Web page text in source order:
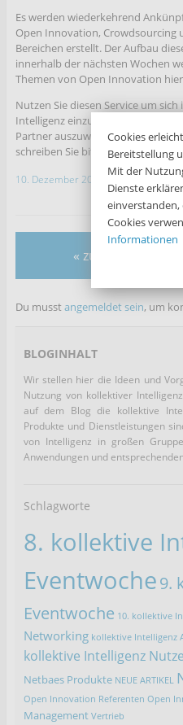
Es werden wiederkehrend
Open Innovation, Crowdsourcing
Bereichen erstellt. Der Aufbau
innerhalb der nächsten Wochen
Themen von Open Innovation
Nutzen Sie diesen Service um
Intelligenz einzuarbeiten sowie
Partner auszuwählen. Benötigen
schreiben Sie bitte an:
10. Dezember 2012
« zurück
Du musstangemeldet sein, um
BLOGINHALT
Wir stellen hier die Ideen und
Nutzung von kollektiver
auf dem Blog die kollektive
Produkte und Dienstleistungen
von Intelligenz in großen
Anwendungen und
Schlagworte
8. kollektive
Eventwoche9.
Eventwoche 10. kollektive
Networking kollektive Intelligenz
kollektive Intelligenz
Netbaes Produkte NEUE ARTIKEL
Open Innovation Referenten Open
Management Vertrieb
Cookies
Bereitstellung
Mit der
Dienste
einverstanden,
Cookies
Informationen